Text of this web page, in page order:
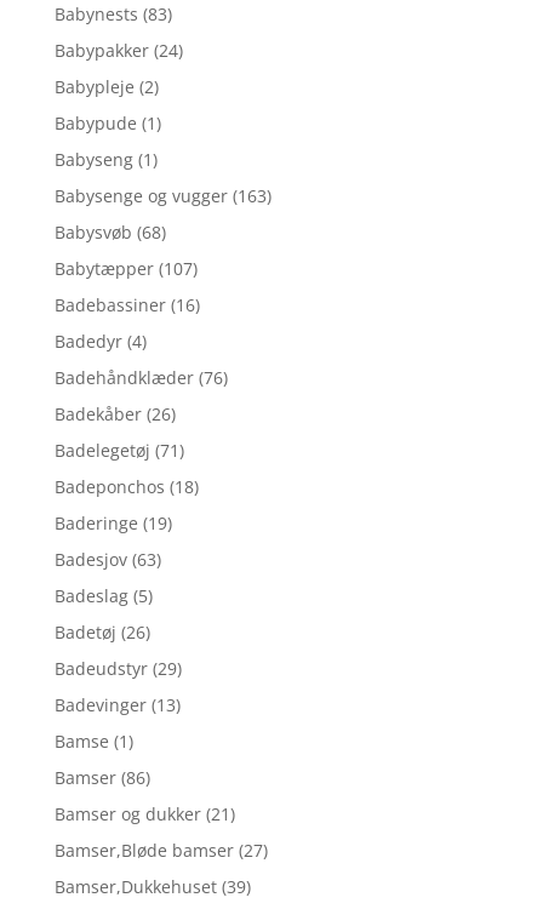
Babynests (83)
Babypakker (24)
Babypleje (2)
Babypude (1)
Babyseng (1)
Babysenge og vugger (163)
Babysvøb (68)
Babytæpper (107)
Badebassiner (16)
Badedyr (4)
Badehåndklæder (76)
Badekåber (26)
Badelegetøj (71)
Badeponchos (18)
Baderinge (19)
Badesjov (63)
Badeslag (5)
Badetøj (26)
Badeudstyr (29)
Badevinger (13)
Bamse (1)
Bamser (86)
Bamser og dukker (21)
Bamser,Bløde bamser (27)
Bamser,Dukkehuset (39)